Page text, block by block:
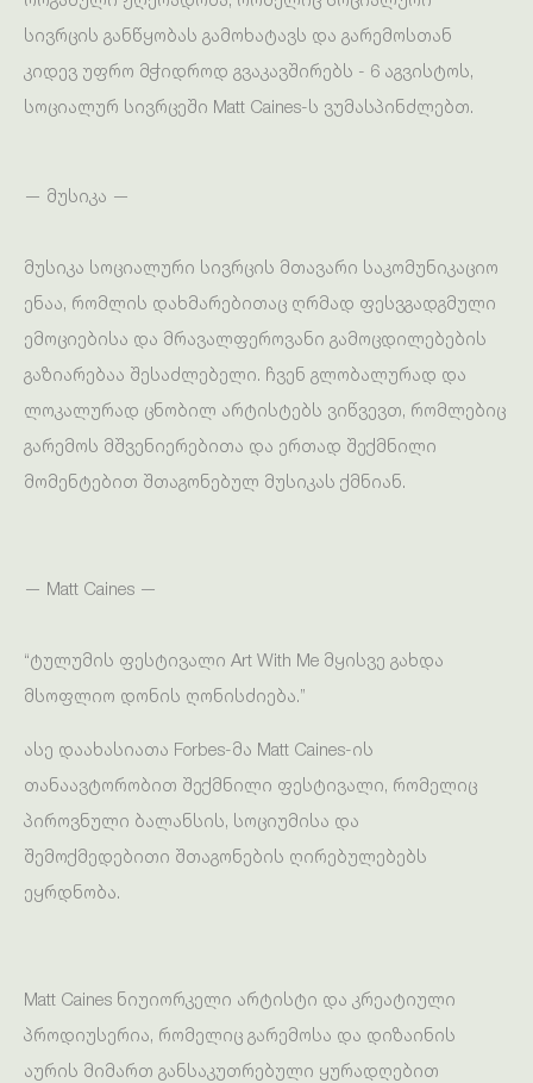
სივრცის განწყობას გამოხატავს და გარემოსთან
კიდევ უფრო მჭიდროდ გვაკავშირებს - 6 აგვისტოს,
სოციალურ სივრცეში Matt Caines-ს ვუმასპინძლებთ.
— მუსიკა —
მუსიკა სოციალური სივრცის მთავარი საკომუნიკაციო
ენაა, რომლის დახმარებითაც ღრმად ფესვგადგმული
ემოციებისა და მრავალფეროვანი გამოცდილებების
გაზიარებაა შესაძლებელი. ჩვენ გლობალურად და
ლოკალურად ცნობილ არტისტებს ვიწვევთ, რომლებიც
გარემოს მშვენიერებითა და ერთად შექმნილი
მომენტებით შთაგონებულ მუსიკას ქმნიან.
— Matt Caines —
“ტულუმის ფესტივალი Art With Me მყისვე გახდა
მსოფლიო დონის ღონისძიება.”
ასე დაახასიათა Forbes-მა Matt Caines-ის
თანაავტორობით შექმნილი ფესტივალი, რომელიც
პიროვნული ბალანსის, სოციუმისა და
შემოქმედებითი შთაგონების ღირებულებებს
ეყრდნობა.
Matt Caines ნიუიორკელი არტისტი და კრეატიული
პროდიუსერია, რომელიც გარემოსა და დიზაინის
აურის მიმართ განსაკუთრებული ყურადღებით